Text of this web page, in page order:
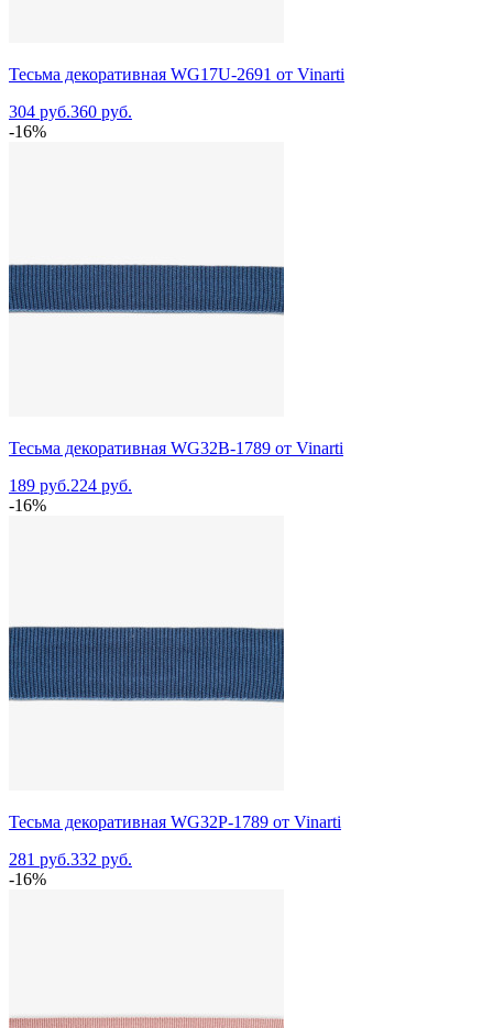
Тесьма декоративная WG17U-2691 от Vinarti
304 руб.360 руб.
-16%
Тесьма декоративная WG32B-1789 от Vinarti
189 руб.224 руб.
-16%
Тесьма декоративная WG32P-1789 от Vinarti
281 руб.332 руб.
-16%